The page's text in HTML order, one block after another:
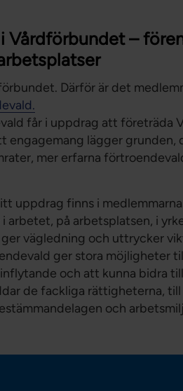
Vårdförbundet –
Därför är det
får i uppdrag att företräda
engagemang lägger
mer erfarna
uppdrag finns i
arbetet, på arbetsplatsen, i
vägledning och uttrycker
ger stora möjligheter
och att kunna bidra
de fackliga rättigheterna,
och